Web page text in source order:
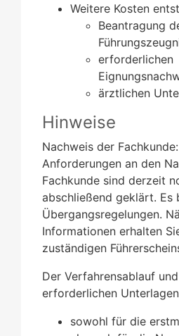
Weitere Kosten
Beantragung
erforderlichen
ärztlichen
Hinweise
Nachweis der
Anforderungen an den
Fachkunde sind derzeit
abschließend geklärt. Es
Übergangsregelungen.
Informationen erhalten
zuständigen
Der Verfahrensablauf
erforderlichen
sowohl für die